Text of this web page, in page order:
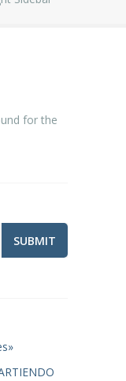
for the